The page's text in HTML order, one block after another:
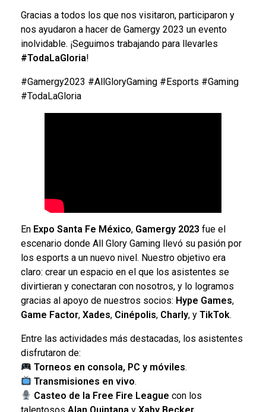
Gracias a todos los que nos visitaron, participaron y
nos ayudaron a hacer de Gamergy 2023 un evento
inolvidable. ¡Seguimos trabajando para llevarles
#TodaLaGloria!
#Gamergy2023 #AllGloryGaming #Esports #Gaming
#TodaLaGloria
En Expo Santa Fe México, Gamergy 2023 fue el
escenario donde All Glory Gaming llevó su pasión por
los esports a un nuevo nivel. Nuestro objetivo era
claro: crear un espacio en el que los asistentes se
divirtieran y conectaran con nosotros, y lo logramos
gracias al apoyo de nuestros socios: Hype Games,
Game Factor, Xades, Cinépolis, Charly, y TikTok.
Entre las actividades más destacadas, los asistentes
disfrutaron de:
Torneos en consola, PC y móviles.
Transmisiones en vivo.
Casteo de la Free Fire League con los